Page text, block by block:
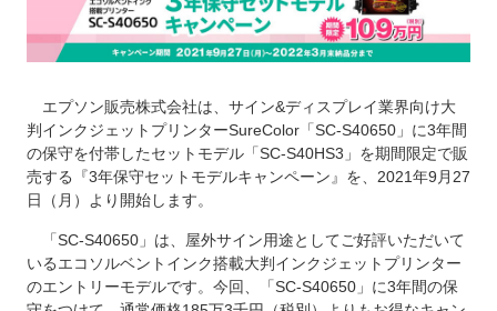
エプソン販売株式会社は、サイン&ディスプレイ業界向け大
判インクジェットプリンターSureColor「SC-S40650」に3年間
の保守を付帯したセットモデル「SC-S40HS3」を期間限定で販
売する『3年保守セットモデルキャンペーン』を、2021年9月27
日（月）より開始します。
「SC-S40650」は、屋外サイン用途としてご好評いただいて
いるエコソルベントインク搭載大判インクジェットプリンター
のエントリーモデルです。今回、「SC-S40650」に3年間の保